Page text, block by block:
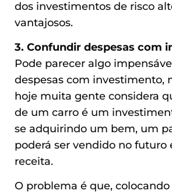
dos investimentos de risco
vantajosos.
3. Confundir despesas com
Pode parecer algo
despesas com investimento,
hoje muita gente considera
de um carro é um
se adquirindo um bem, um
poderá ser vendido no futuro
receita.
O problema é que, colocando